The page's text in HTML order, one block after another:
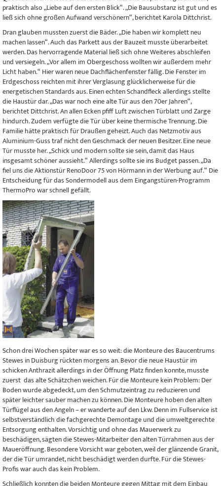
praktisch also „Liebe auf den ersten Blick“. „Die Bausubstanz ist gut und es
ließ sich ohne großen Aufwand verschönern“, berichtet Karola Dittchrist.
Dran glauben mussten zuerst die Bäder. „Die haben wir komplett neu
machen lassen“. Auch das Parkett aus der Bauzeit musste überarbeitet
werden. Das hervorragende Material ließ sich ohne Weiteres abschleifen
und versiegeln. „Vor allem im Obergeschoss wollten wir außerdem mehr
Licht haben.“ Hier waren neue Dachflächenfenster fällig. Die Fenster im
Erdgeschoss reichten mit ihrer Verglasung glücklicherweise für die
energetischen Standards aus. Einen echten Schandfleck allerdings stellte
die Haustür dar. „Das war noch eine alte Tür aus den 70er Jahren“,
berichtet Dittchrist. An allen Ecken pfiff Luft zwischen Türblatt und Zarge
hindurch. Zudem verfügte die Tür über keine thermische Trennung. Die
Familie hätte praktisch für Draußen geheizt. Auch das Netzmotiv aus
Aluminium-Guss traf nicht den Geschmack der neuen Besitzer. Eine neue
Tür musste her. „Schick und modern sollte sie sein, damit das Haus
insgesamt schöner aussieht.“ Allerdings sollte sie ins Budget passen. „Da
fiel uns die Aktionstür RenoDoor 75 von Hörmann in der Werbung auf.“ Die
Entscheidung für das Sondermodell aus dem Eingangstüren-Programm
ThermoPro war schnell gefällt.
Schon drei Wochen später war es so weit: die Monteure des Baucentrums
Stewes in Duisburg rückten morgens an. Bevor die neue Haustür im
schicken Anthrazit allerdings in der Öffnung Platz finden konnte, musste
zuerst das alte Schätzchen weichen. Für die Monteure kein Problem: Der
Boden wurde abgedeckt, um den Schmutzeintrag zu reduzieren und
später leichter sauber machen zu können. Die Monteure hoben den alten
Türflügel aus den Angeln – er wanderte auf den Lkw. Denn im Fullservice ist
selbstverständlich die fachgerechte Demontage und die umweltgerechte
Entsorgung enthalten. Vorsichtig und ohne das Mauerwerk zu
beschädigen, sägten die Stewes-Mitarbeiter den alten Türrahmen aus der
Maueröffnung. Besondere Vorsicht war geboten, weil der glänzende Granit,
der die Tür umrandet, nicht beschädigt werden durfte. Für die Stewes-
Profis war auch das kein Problem.